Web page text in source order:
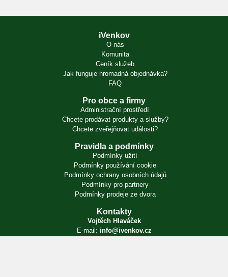
iVenkov
O nás
Komunita
Ceník služeb
Jak funguje hromadná objednávka?
FAQ
Pro obce a firmy
Administrační prostředí
Chcete prodávat produkty a služby?
Chcete zveřejňovat události?
Pravidla a podmínky
Podmínky užití
Podmínky používání cookie
Podmínky ochrany osobních údajů
Podmínky pro partnery
Podmínky prodeje ze dvora
Kontakty
Vojtěch Hlaváček
E-mail: info@ivenkov.cz